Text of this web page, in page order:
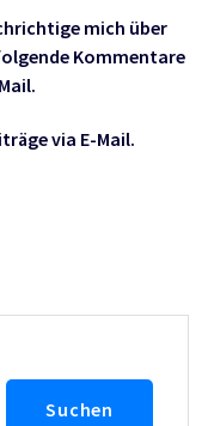
mich über
Kommentare
via E-Mail.
Suchen